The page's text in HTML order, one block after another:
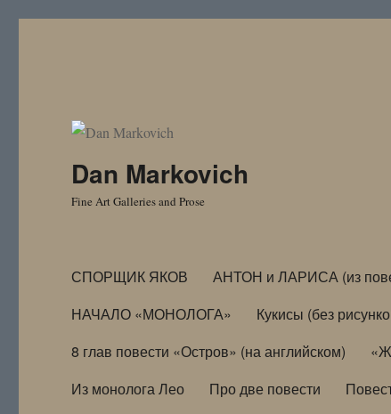
Dan Markovich
Fine Art Galleries and Prose
СПОРЩИК ЯКОВ АНТОН и ЛАРИСА (из
НАЧАЛО «МОНОЛОГА»
Кукисы (без
8 глав повести «Остров» (на английском)
Из монолога Лео
Про две повести